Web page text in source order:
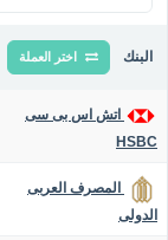
البنك اختر العملة
اتش اس بى سى
HSBC
المصرف العربى
الدولى